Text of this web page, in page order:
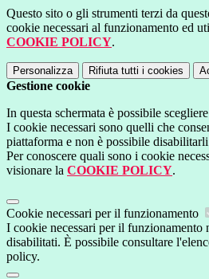
Questo sito o gli strumenti terzi da
cookie necessari al funzionamento ed
COOKIE POLICY.
Personalizza Rifiuta tutti i cookies
Gestione cookie
In questa schermata è possibile
I cookie necessari sono quelli che
piattaforma e non è possibile
Per conoscere quali sono i cookie
visionare la COOKIE POLICY.
Cookie necessari per il funzionamento
I cookie necessari per il funzionamento
disabilitati. È possibile consultare
policy.